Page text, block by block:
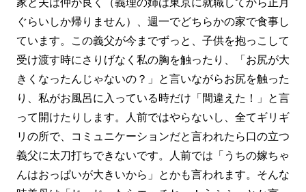
ぐらいしか帰りません）、週一でどちらかの家で食事し
ています。この義父が今までずっと、子供を抱っこして
受け渡す時にさりげなく私の胸を触ったり、「お尻が大
きくなったんじゃないの？」と言いながらお尻を触った
り、私がお風呂に入っている時だけ「間違えた！」と言
って開けたりします。人前ではやらないし、全てギリギ
リの所で、コミュニケーションだと言われたら口の立つ
義父に太刀打ちできないです。人前では「うちの嫁ちゃ
んはおっぱいが大きいから」とかも言われます。そんな